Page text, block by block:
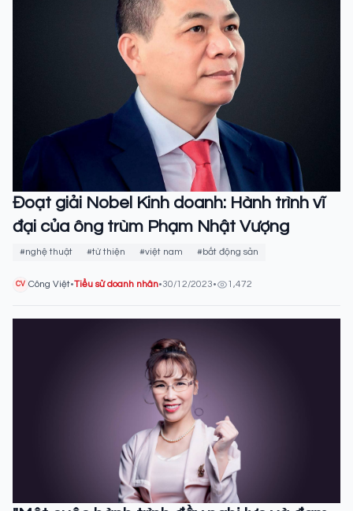
Đoạt giải Nobel Kinh doanh: Hành trình vĩ
đại của ông trùm Phạm Nhật Vượng
#nghệ thuật #từ thiện #việt nam #bất động sản
CV Công Việt•Tiểu sử doanh nhân•30/12/2023• 1,472